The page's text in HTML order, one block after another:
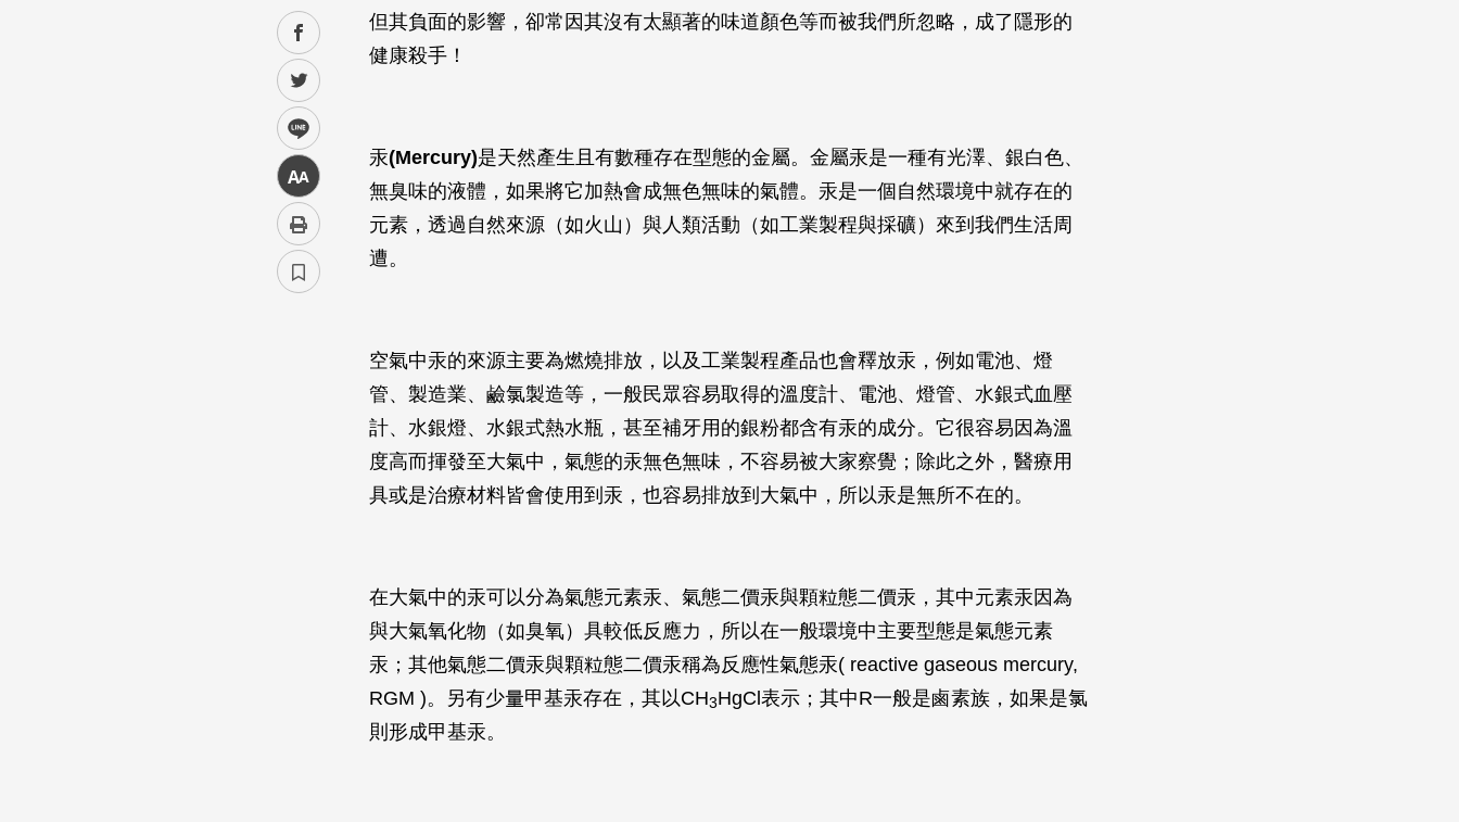
facebook
twitter
line
中
但其負面的影響，卻常因其沒有太顯著的味道顏色等而被我們所忽略，成了隱形的
健康殺手！
汞(Mercury)是天然產生且有數種存在型態的金屬。金屬汞是一種有光澤、銀白色、
無臭味的液體，如果將它加熱會成無色無味的氣體。汞是一個自然環境中就存在的
元素，透過自然來源（如火山）與人類活動（如工業製程與採礦）來到我們生活周
遭。
空氣中汞的來源主要為燃燒排放，以及工業製程產品也會釋放汞，例如電池、燈
管、製造業、鹼氯製造等，一般民眾容易取得的溫度計、電池、燈管、水銀式血壓
計、水銀燈、水銀式熱水瓶，甚至補牙用的銀粉都含有汞的成分。它很容易因為溫
度高而揮發至大氣中，氣態的汞無色無味，不容易被大家察覺；除此之外，醫療用
具或是治療材料皆會使用到汞，也容易排放到大氣中，所以汞是無所不在的。
在大氣中的汞可以分為氣態元素汞、氣態二價汞與顆粒態二價汞，其中元素汞因為
與大氣氧化物（如臭氧）具較低反應力，所以在一般環境中主要型態是氣態元素
汞；其他氣態二價汞與顆粒態二價汞稱為反應性氣態汞( reactive gaseous mercury,
RGM )。另有少量甲基汞存在，其以CH3HgCl表示；其中R一般是鹵素族，如果是氯
則形成甲基汞。